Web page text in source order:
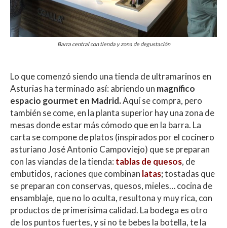
Barra central con tienda y zona de degustación
Lo que comenzó siendo una tienda de ultramarinos en
Asturias ha terminado así: abriendo un magnífico
espacio gourmet en Madrid.Aquí se compra, pero
también se come, en la planta superior hay una zona de
mesas donde estar más cómodo que en la barra. La
carta se compone de platos (inspirados por el cocinero
asturiano José Antonio Campoviejo) que se preparan
con las viandas de la tienda: tablas de quesos, de
embutidos, raciones que combinan latas;tostadas que
se preparan con conservas, quesos, mieles… cocina de
ensamblaje, que no lo oculta, resultona y muy rica, con
productos de primerísima calidad. La bodega es otro
de los puntos fuertes, y si no te bebes la botella, te la